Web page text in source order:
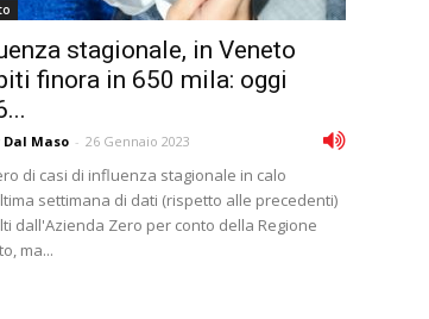
stagionale, in Veneto
finora in 650 mila: oggi
Dal Maso - 26 Gennaio 2023
di casi di influenza stagionale in calo
settimana di dati (rispetto alle precedenti)
dall'Azienda Zero per conto della Regione
ma...